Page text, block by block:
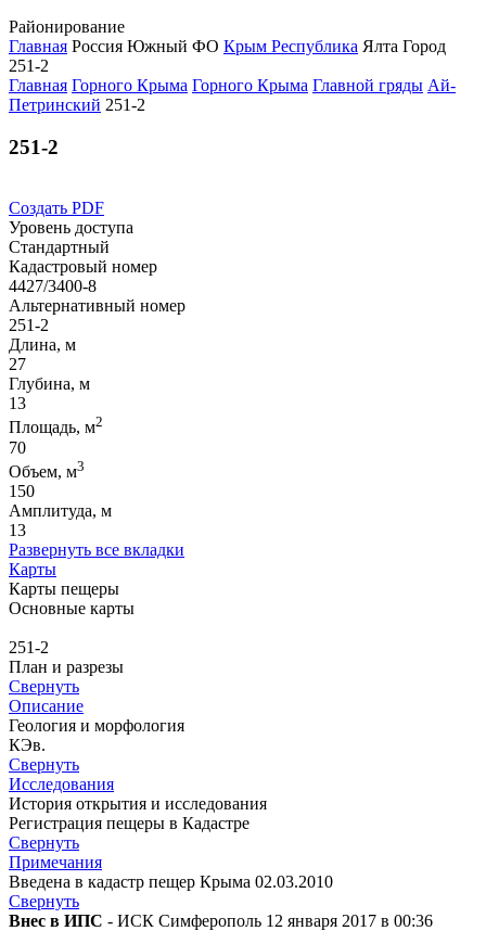
Районирование
Главная Россия Южный ФО Крым Республика Ялта Город
251-2
Главная Горного Крыма Горного Крыма Главной гряды Ай-
Петринский 251-2
251-2
Создать PDF
Уровень доступа
Стандартный
Кадастровый номер
4427/3400-8
Альтернативный номер
251-2
Длина, м
27
Глубина, м
13
Площадь, м2
70
Объем, м3
150
Амплитуда, м
13
Развернуть все вкладки
Карты
Карты пещеры
Основные карты
251-2
План и разрезы
Свернуть
Описание
Геология и морфология
КЭв.
Свернуть
Исследования
История открытия и исследования
Регистрация пещеры в Кадастре
Свернуть
Примечания
Введена в кадастр пещер Крыма 02.03.2010
Свернуть
Внес в ИПС - ИСК Симферополь 12 января 2017 в 00:36